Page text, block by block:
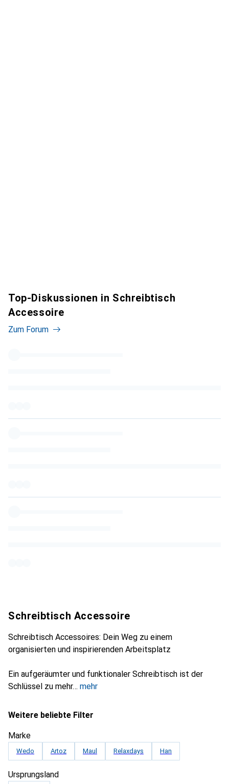
Top-Diskussionen in Schreibtisch
Accessoire
Zum Forum
Schreibtisch Accessoire
Schreibtisch Accessoires: Dein Weg zu einem
organisierten und inspirierenden Arbeitsplatz
Ein aufgeräumter und funktionaler Schreibtisch ist der
Schlüssel zu mehr
mehr
Weitere beliebte Filter
Marke
Wedo Artoz Maul Relaxdays Han
Ursprungsland